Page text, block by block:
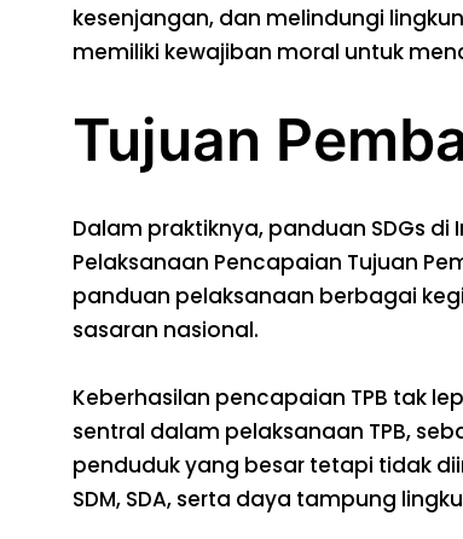
kesenjangan, dan melindungi
memiliki kewajiban moral untuk
Tujuan
Dalam praktiknya, panduan SDGs
Pelaksanaan Pencapaian Tujuan
panduan pelaksanaan berbagai
sasaran nasional.
Keberhasilan pencapaian TPB tak
sentral dalam pelaksanaan TPB,
penduduk yang besar tetapi tidak
SDM, SDA, serta daya tampung